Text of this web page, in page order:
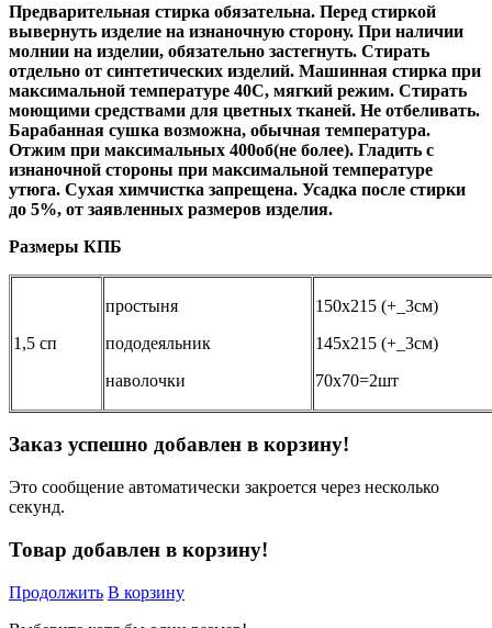
Предварительная стирка обязательна. Перед стиркой
вывернуть изделие на изнаночную сторону. При наличии
молнии на изделии, обязательно застегнуть. Стирать
отдельно от синтетических изделий. Машинная стирка при
максимальной температуре 40С, мягкий режим. Стирать
моющими средствами для цветных тканей. Не отбеливать.
Барабанная сушка возможна, обычная температура.
Отжим при максимальных 400об(не более). Гладить с
изнаночной стороны при максимальной температуре
утюга. Сухая химчистка запрещена. Усадка после стирки
до 5%, от заявленных размеров изделия.
Размеры КПБ
1,5 сп
простыня
пододеяльник
наволочки
150х215 (+_3см)
145х215 (+_3см)
70х70=2шт
Заказ успешно добавлен в корзину!
Это сообщение автоматически закроется через несколько
секунд.
Товар добавлен в корзину!
Продолжить В корзину